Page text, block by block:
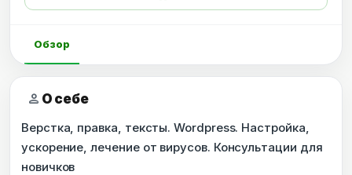
Обзор
person О себе
Верстка, правка, тексты. Wordpress. Настройка,
ускорение, лечение от вирусов. Консультации для
новичков